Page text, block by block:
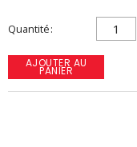
Quantité
AJOUTER AU
PANIER